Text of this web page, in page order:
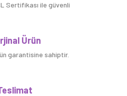
Sertifikası ile güvenli
Ürün
garantisine sahiptir.